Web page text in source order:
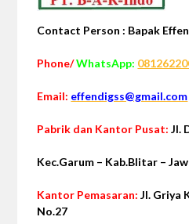
Contact Person : Bapak
Phone/WhatsApp:
Email: effendigss@gmail.com
Pabrik dan Kantor Pusat: Jl.
Kec.Garum – Kab.Blitar –
Kantor Pemasaran:Jl. Griya
No.27